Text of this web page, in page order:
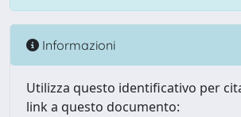
Informazioni
Utilizza questo identificativo per
link a questo documento: